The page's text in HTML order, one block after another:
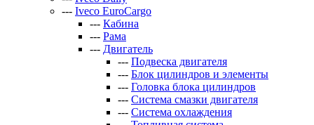
--- Iveco EuroCargo
--- Кабина
--- Рама
--- Двигатель
--- Подвеска двигателя
--- Блок цилиндров и элементы
--- Головка блока цилиндров
--- Система смазки двигателя
--- Система охлаждения